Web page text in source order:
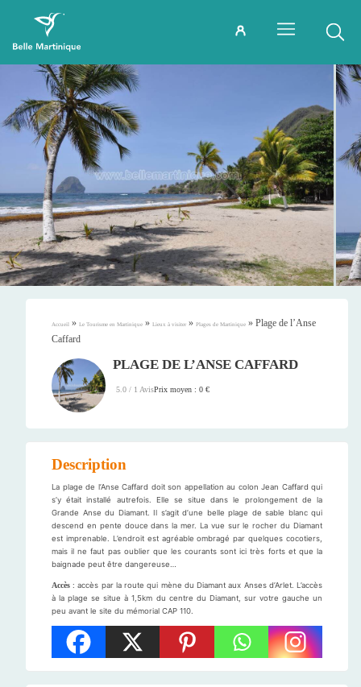
Accueil » Le Tourisme en Martinique » Lieux à visiter » Plages de Martinique » Plage de l’Anse
Caffard
PLAGE DE L’ANSE CAFFARD
5.0 / 1 AvisPrix moyen : 0 €
Description
La plage de l’Anse Caffard doit son appellation au colon Jean Caffard qui
s’y était installé autrefois. Elle se situe dans le prolongement de la
Grande Anse du Diamant. Il s’agit d’une belle plage de sable blanc qui
descend en pente douce dans la mer. La vue sur le rocher du Diamant
est imprenable. L’endroit est agréable ombragé par quelques cocotiers,
mais il ne faut pas oublier que les courants sont ici très forts et que la
baignade peut être dangereuse…
Accès : accès par la route qui mène du Diamant aux Anses d’Arlet. L’accès
à la plage se situe à 1,5km du centre du Diamant, sur votre gauche un
peu avant le site du mémorial CAP 110.